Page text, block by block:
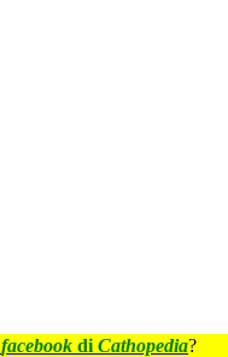
facebook di Cathopedia?